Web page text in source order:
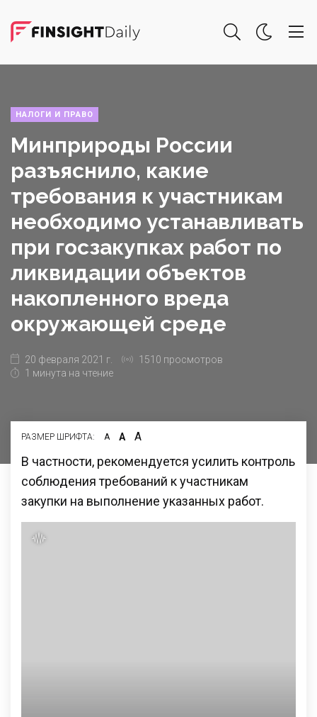
НАЛОГИ И ПРАВО
Минприроды России
разъяснило, какие
требования к участникам
необходимо устанавливать
при госзакупках работ по
ликвидации объектов
накопленного вреда
окружающей среде
20 февраля 2021 г.
1510 просмотров
1 минута на чтение
РАЗМЕР ШРИФТА: А А А
В частности, рекомендуется усилить контроль
соблюдения требований к участникам
закупки на выполнение указанных работ.